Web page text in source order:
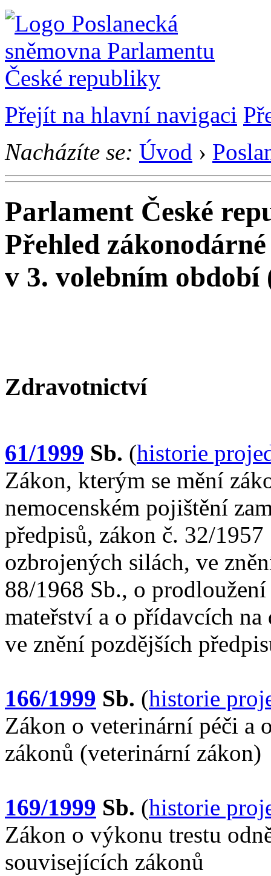
Přejít na hlavní navigaci
Nacházíte se: Úvod ›
Parlament České
Přehled
v 3. volebním období
Zdravotnictví
61/1999 Sb. (historie
Zákon, kterým se mění
nemocenském pojištění
předpisů, zákon č. 32/
ozbrojených silách, ve
88/1968 Sb., o
mateřství a o přídavcích
ve znění pozdějších
166/1999 Sb. (historie
Zákon o veterinární péči a
zákonů (veterinární zákon)
169/1999 Sb. (historie
Zákon o výkonu trestu
souvisejících zákonů